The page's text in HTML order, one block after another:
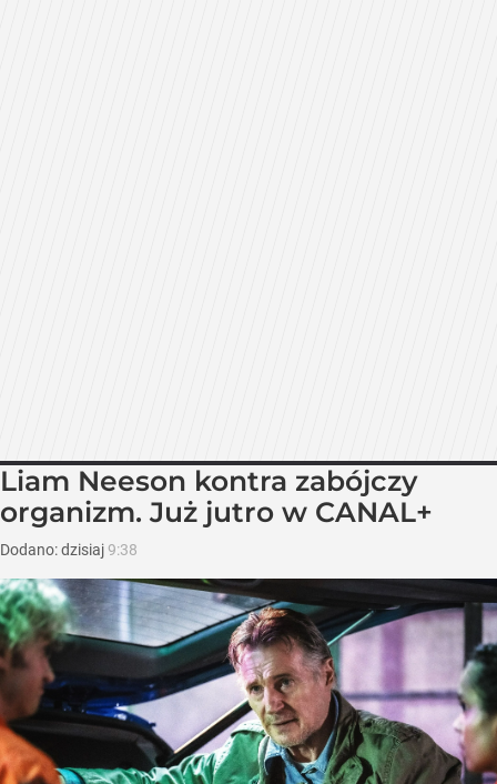
Liam Neeson kontra zabójczy
organizm. Już jutro w CANAL+
Dodano:dzisiaj 9:38